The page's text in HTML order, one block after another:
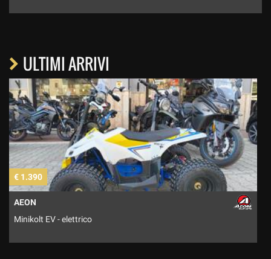
ULTIMI ARRIVI
€ 1.390
AEON
Minikolt EV - elettrico